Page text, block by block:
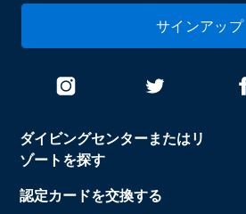
ダイビングセンターまたはリ
ゾートを探す
認定カードを交換する
サインアップ